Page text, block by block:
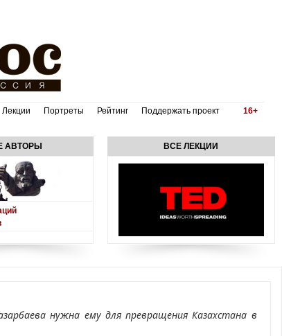
Лекции Портреты Рейтинг Поддержать проект 16+
АВТОРЫ ВСЕ ЛЕКЦИИ
нужна ему для превращения Казахстана в